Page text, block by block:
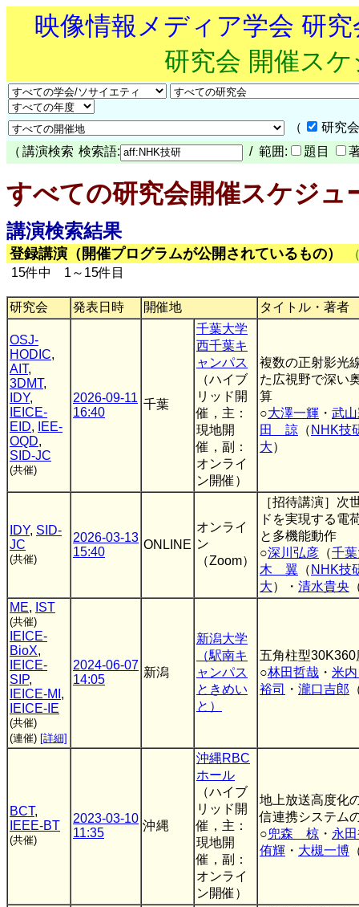
映像情報メディア学会 研
研究会 開催ス
（
研究
（ 講演検索 検索語: / 範囲: 題目
すべての研究会開催スケジュ
講演検索結果
登録講演（開催プログラムが公開されているもの）
15件中 1～15件目
研究会 発表日時 開催地 タイトル・著者
OSJ-
HODIC,
AIT,
3DMT,
IDY,
IEICE-
EID,
IEE-
OQD,
SID-JC
(共催)
2026-09-11
16:40
千葉
千葉大学
西千葉キ
ャンパス
（ハイブ
リッド開
催，主：
現地開
催，副：
オンライ
ン開催）
複数の正射影光
た広視野で深い
算
○大澤一輝 ・ 武
田 諒 （ NHK技
大）
IDY, SID-
JC
(共催)
2026-03-13
15:40
ONLINE
オンライ
ン
（Zoom）
［招待講演］次
ドを実現する電
と多機能動作
○深川弘彦 （千
木 翼 （ NHK技
大）・ 清水貴央
ME, IST
(共催)
IEICE-
BioX,
IEICE-
SIP,
IEICE-MI ,
IEICE-IE
(共催)
(連催) [詳細]
2024-06-07
14:05
新潟
新潟大学
（駅南キ
ャンパス
ときめい
と）
五角柱型
○林田哲哉 ・ 米
裕司
・ 瀧口吉郎
BCT,
IEEE-BT
(共催)
2023-03-10
11:35
沖縄
沖縄RBC
ホール
（ハイブ
リッド開
催，主：
現地開
催，副：
オンライ
ン開催）
地上放送高度化
信連携システム
○兜森 椋 ・ 永
侑輝 ・ 大槻一博